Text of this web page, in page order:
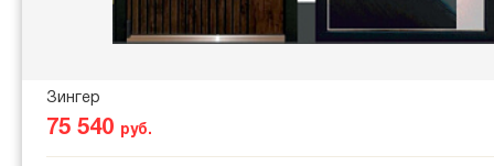
Зингер
75 540 руб.